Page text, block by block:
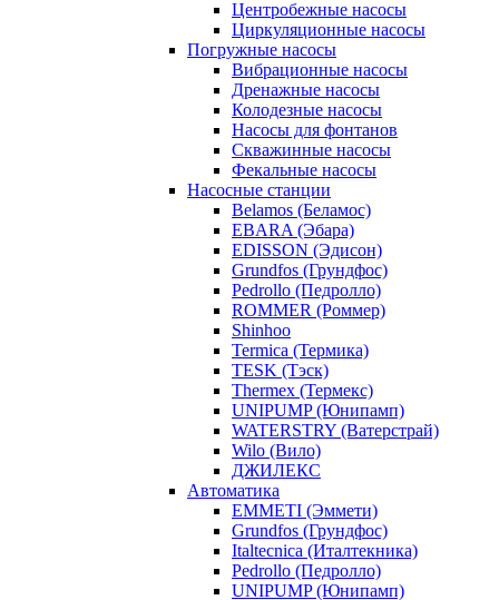
Центробежные насосы
Циркуляционные насосы
Погружные насосы
Вибрационные насосы
Дренажные насосы
Колодезные насосы
Насосы для фонтанов
Скважинные насосы
Фекальные насосы
Насосные станции
Belamos (Беламос)
EBARA (Эбара)
EDISSON (Эдисон)
Grundfos (Грундфос)
Pedrollo (Педролло)
ROMMER (Роммер)
Shinhoo
Termica (Термика)
TESK (Тэск)
Thermex (Термекс)
UNIPUMP (Юнипамп)
WATERSTRY (Ватерстрай)
Wilo (Вило)
ДЖИЛЕКС
Автоматика
EMMETI (Эммети)
Grundfos (Грундфос)
Italtecnica (Италтекника)
Pedrollo (Педролло)
UNIPUMP (Юнипамп)